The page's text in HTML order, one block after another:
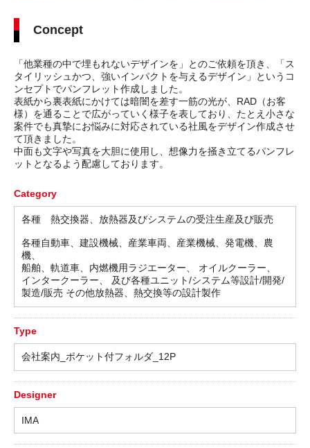
Concept
「他業種の中で埋もれないデザインを」とのご依頼を頂き、「ス
タイリッシュかつ、強いインパクトを与えるデザイン」というコ
ンセプトでパンフレット作成しました。
表紙から裏表紙にかけては暗闇を差す一筋の光が、RAD（お客
様）を通ることで広がっていく様子を表しており、たとえ小さな
案件でも真摯にお悩みに対応されている社風をデザイン作成させ
て頂きました。
中面も文字や写真を大胆に使用し、想像力を掻き立てるパンフレ
ットとなるよう配慮しております。
Category
各種 熱交換器、放熱器及びシステムの受注生産及び販売
各種自動車、建設機械、産業車両、産業機械、発電機、農
機、
船舶、軌道車、内燃機用ラジエーター、 オイルクーラー、
インタークーラー、 及び各種ユニット/システム等設計/開発/
製造/販売 その他放熱器、熱交換等の設計製作
Type
会社案内_ポケット付フォルダ_12P
Designer
IMA